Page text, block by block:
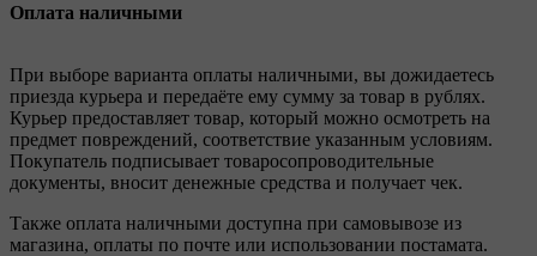
Оплата наличными
При выборе варианта оплаты наличными, вы дожидаетесь
приезда курьера и передаёте ему сумму за товар в рублях.
Курьер предоставляет товар, который можно осмотреть на
предмет повреждений, соответствие указанным условиям.
Покупатель подписывает товаросопроводительные
документы, вносит денежные средства и получает чек.
Также оплата наличными доступна при самовывозе из
магазина, оплаты по почте или использовании постамата.